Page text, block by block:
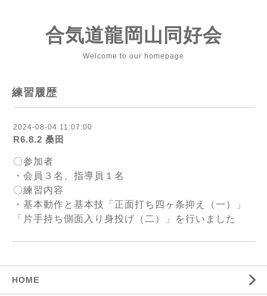
合気道龍岡山同好会
Welcome to our homepage
練習履歴
2024-08-04 11:07:00
R6.8.2 桑田
〇参加者
・会員３名、指導員１名
〇練習内容
・基本動作と基本技「正面打ち四ヶ条抑え（一）」
「片手持ち側面入り身投げ（二）」を行いました
HOME